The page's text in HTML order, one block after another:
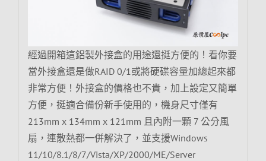
經過開箱這鋁製外接盒的用途還挺方便的！看你要
當外接盒還是做RAID 0/1或將硬碟容量加總起來都
非常方便！外接盒的價格也不貴，加上設定又簡單
方便，挺適合備份新手使用的，機身尺寸僅有
213mm x 134mm x 121mm 且內附一顆 7 公分風
扇，連散熱都一併解決了，並支援Windows
11/10/8.1/8/7/Vista/XP/2000/ME/Server